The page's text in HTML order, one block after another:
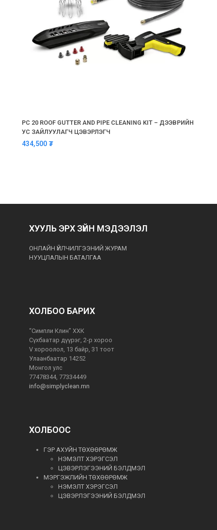
PC 20 ROOF GUTTER AND PIPE CLEANING KIT – ДЭЭВРИЙН
УС ЗАЙЛУУЛАГЧ ЦЭВЭРЛЭГЧ
434,500 ₮
ХУУЛЬ ЭРХ ЗҮЙН МЭДЭЭЛЭЛ
ОНЛАЙН ҮЙЛЧИЛГЭЭНИЙ ЖУРАМ
НУУЦЛАЛЫН БАТАЛГАА
ХОЛБОО БАРИХ
“Симпли Клин” ХХК
Сүхбаатар дүүрэг, 2-р хороо
V хороолол, 13 байр, 31 тоот
Улаанбаатар 14252
Монгол улс
77478344, 77334449
info@simplyclean.mn
ХОЛБООС
ГЭР АХУЙН ТӨХӨӨРӨМЖ
НЭМЭЛТ ХЭРЭГСЭЛ
ЦЭВЭРЛЭГЭЭНИЙ БЭЛДМЭЛ
МЭРГЭЖЛИЙН ТӨХӨӨРӨМЖ
НЭМЭЛТ ХЭРЭГСЭЛ
ЦЭВЭРЛЭГЭЭНИЙ БЭЛДМЭЛ